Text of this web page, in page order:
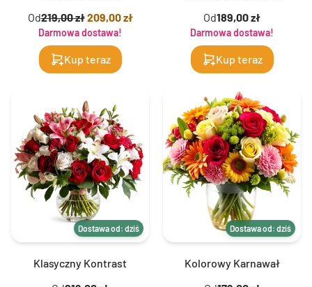
Od219,00 zł209,00 zł
Darmowa dostawa!
Kup teraz
Od189,00 zł
Darmowa dostawa!
Kup teraz
Dostawa od: dziś
Klasyczny Kontrast
Dostawa od: dziś
Kolorowy Karnawał